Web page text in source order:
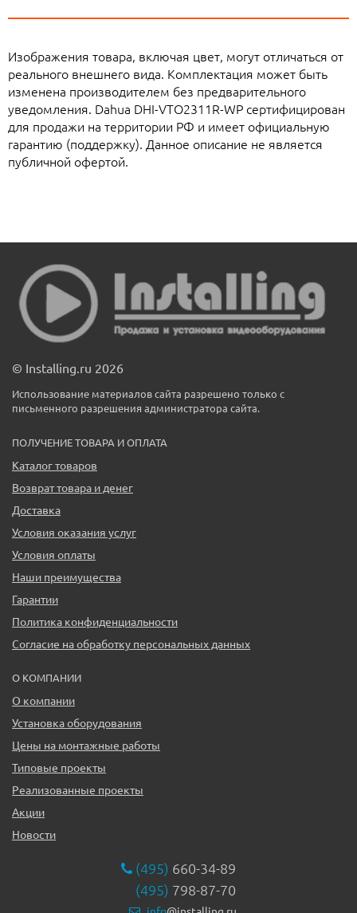
Изображения товара, включая цвет, могут отличаться от
реального внешнего вида. Комплектация может быть
изменена производителем без предварительного
уведомления. Dahua DHI-VTO2311R-WP сертифицирован
для продажи на территории РФ и имеет официальную
гарантию (поддержку). Данное описание не является
публичной офертой.
© Installing.ru 2026
Использование материалов сайта разрешено только с
письменного разрешения администратора сайта.
ПОЛУЧЕНИЕ ТОВАРА И ОПЛАТА
Каталог товаров
Возврат товара и денег
Доставка
Условия оказания услуг
Условия оплаты
Наши преимущества
Гарантии
Политика конфиденциальности
Согласие на обработку персональных данных
О КОМПАНИИ
О компании
Установка оборудования
Цены на монтажные работы
Типовые проекты
Реализованные проекты
Акции
Новости
(495) 660-34-89
(495) 798-87-70